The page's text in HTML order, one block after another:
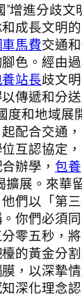
”增進分歧
成長文明
馬費交通
色。經由
站長歧文
傳遞和分
度和地域展
配合交通
互認協定
辦學， 包養
擴展。來華
們以「第
你們必須
分零五秒，
的黃金分
，以深摯
深化理念認